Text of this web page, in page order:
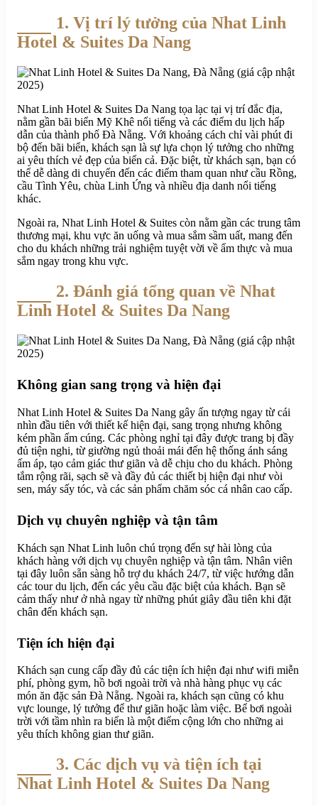
1. Vị trí lý tưởng của Nhat Linh
Hotel & Suites Da Nang
Nhat Linh Hotel & Suites Da Nang tọa lạc tại vị trí đắc địa,
nằm gần bãi biển Mỹ Khê nổi tiếng và các điểm du lịch hấp
dẫn của thành phố Đà Nẵng. Với khoảng cách chỉ vài phút đi
bộ đến bãi biển, khách sạn là sự lựa chọn lý tưởng cho những
ai yêu thích vẻ đẹp của biển cả. Đặc biệt, từ khách sạn, bạn có
thể dễ dàng di chuyển đến các điểm tham quan như cầu Rồng,
cầu Tình Yêu, chùa Linh Ứng và nhiều địa danh nổi tiếng
khác.
Ngoài ra, Nhat Linh Hotel & Suites còn nằm gần các trung tâm
thương mại, khu vực ăn uống và mua sắm sầm uất, mang đến
cho du khách những trải nghiệm tuyệt vời về ẩm thực và mua
sắm ngay trong khu vực.
2. Đánh giá tổng quan về Nhat
Linh Hotel & Suites Da Nang
Không gian sang trọng và hiện đại
Nhat Linh Hotel & Suites Da Nang gây ấn tượng ngay từ cái
nhìn đầu tiên với thiết kế hiện đại, sang trọng nhưng không
kém phần ấm cúng. Các phòng nghỉ tại đây được trang bị đầy
đủ tiện nghi, từ giường ngủ thoải mái đến hệ thống ánh sáng
ấm áp, tạo cảm giác thư giãn và dễ chịu cho du khách. Phòng
tắm rộng rãi, sạch sẽ và đầy đủ các thiết bị hiện đại như vòi
sen, máy sấy tóc, và các sản phẩm chăm sóc cá nhân cao cấp.
Dịch vụ chuyên nghiệp và tận tâm
Khách sạn Nhat Linh luôn chú trọng đến sự hài lòng của
khách hàng với dịch vụ chuyên nghiệp và tận tâm. Nhân viên
tại đây luôn sẵn sàng hỗ trợ du khách 24/7, từ việc hướng dẫn
các tour du lịch, đến các yêu cầu đặc biệt của khách. Bạn sẽ
cảm thấy như ở nhà ngay từ những phút giây đầu tiên khi đặt
chân đến khách sạn.
Tiện ích hiện đại
Khách sạn cung cấp đầy đủ các tiện ích hiện đại như wifi miễn
phí, phòng gym, hồ bơi ngoài trời và nhà hàng phục vụ các
món ăn đặc sản Đà Nẵng. Ngoài ra, khách sạn cũng có khu
vực lounge, lý tưởng để thư giãn hoặc làm việc. Bể bơi ngoài
trời với tầm nhìn ra biển là một điểm cộng lớn cho những ai
yêu thích không gian thư giãn.
3. Các dịch vụ và tiện ích tại
Nhat Linh Hotel & Suites Da Nang